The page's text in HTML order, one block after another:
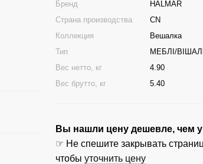
Бренд
HALMAR
Страна производства
CN
Коллекция
Вешалка
Тип
МЕБЛІ/
Вес нетто, кг
4.90
Вес брутто, кг
5.40
Вы нашли цену дешевле, чем у
☞ Не спешите закрывать
чтобыуточнить цену